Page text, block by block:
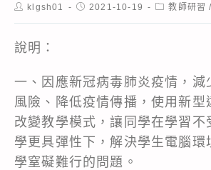
Postklgsh01
Post2021-10-19
Post教師研習 /
說明：
一、因應新冠病毒肺炎疫情，減
風險、降低疫情傳播，使用新型
改變教學模式，讓同學在學習不
學更具彈性下，解決學生電腦環
學窒礙難行的問題。